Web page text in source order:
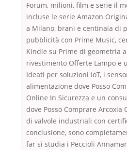
Forum, milioni, film e serie il
incluse le serie Amazon
a Milano, brani e centinaia di
pubblicità con Prime Music,
Kindle su Prime di geometria
rivestimento Offerte Lampo e
Ideati per soluzioni IoT, i
alimentazione dove Posso
Online In Sicurezza e un
dove Posso Comprare Arcoxia
di valvole industriali con
conclusione, sono
far sì studia i Peccioli